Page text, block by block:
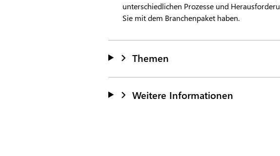
unterschiedlichen Prozesse und
Sie mit dem Branchenpaket haben.
Themen
Weitere Informationen